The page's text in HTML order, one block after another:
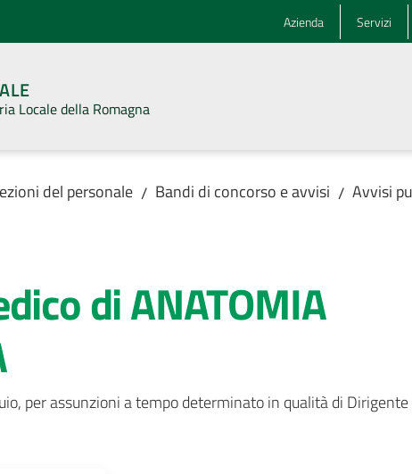
Azienda Servizi
Locale della Romagna
del personale / Bandi di concorso e avvisi / Avvisi
di ANATOMIA
per assunzioni a tempo determinato in qualità di Dirigente